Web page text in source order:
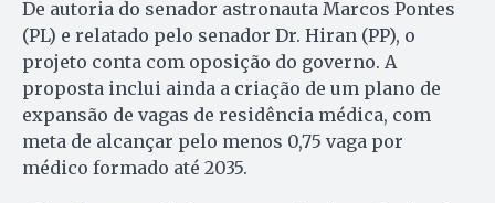
De autoria do senador astronauta Marcos Pontes
(PL) e relatado pelo senador Dr. Hiran (PP), o
projeto conta com oposição do governo. A
proposta inclui ainda a criação de um plano de
expansão de vagas de residência médica, com
meta de alcançar pelo menos 0,75 vaga por
médico formado até 2035.